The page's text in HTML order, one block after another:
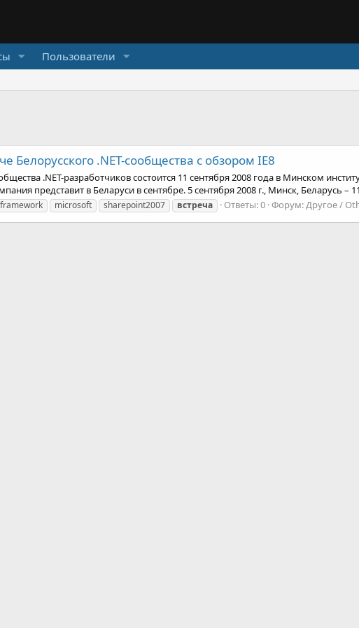
Пользователи
Белорусского .NET-сообщества с обзором IE8
.NET-разработчиков состоится 11 сентября 2008 года в Минском
представит в Беларуси в сентябре. 5 сентября 2008 г., Минск, Беларусь –
microsoft sharepoint2007 встреча Ответы: 0 Форум:Другое /